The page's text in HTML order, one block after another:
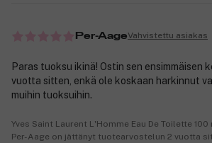
Per-AageVahvistettu asiakas
Paras tuoksu ikinä! Ostin sen ensimmäisen
vuotta sitten, enkä ole koskaan harkinnut
muihin tuoksuihin.
Yves Saint Laurent L'Homme Eau De Toilette 100
Per-Aage on jättänyt tuotearvostelun 2 vuotta